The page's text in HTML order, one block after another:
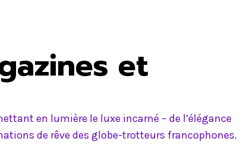
et
en lumière le luxe incarné – de l’élégance
de rêve des globe-trotteurs francophones.